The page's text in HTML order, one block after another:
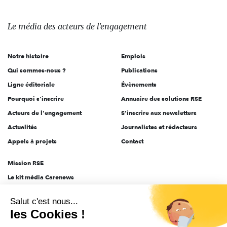
des
l'engagement
Le média des acteurs de l'engagement
Notre histoire
Qui sommes-nous ?
Ligne éditoriale
Pourquoi s'inscrire
Acteurs de l'engagement
Actualités
Appels à projets
Emplois
Publications
Évènements
Annuaire des solutions RSE
S'inscrire aux newsletters
Journalistes et rédacteurs
Contact
Mission RSE
Le kit média Carenews
AEF info
Novethic
Salut c'est nous...
les Cookies !